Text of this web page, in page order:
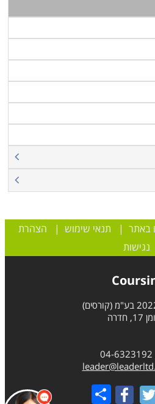
באתר | תנאי שימוש | הצהרת
נגישות
חדרה
Share